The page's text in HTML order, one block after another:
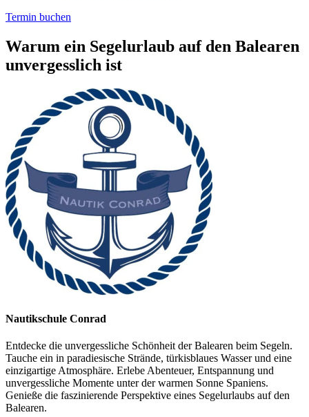
Termin buchen
Warum ein Segelurlaub auf den Balearen
unvergesslich ist
Nautikschule Conrad
Entdecke die unvergessliche Schönheit der Balearen beim Segeln.
Tauche ein in paradiesische Strände, türkisblaues Wasser und eine
einzigartige Atmosphäre. Erlebe Abenteuer, Entspannung und
unvergessliche Momente unter der warmen Sonne Spaniens.
Genieße die faszinierende Perspektive eines Segelurlaubs auf den
Balearen.